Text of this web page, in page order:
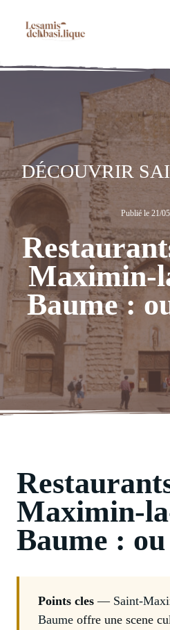
DÉCOUVRIR
Publié le 21/
Maximin-
Baume :
Maximin-
Baume :
Points cles — Saint-
Baume offre une scene